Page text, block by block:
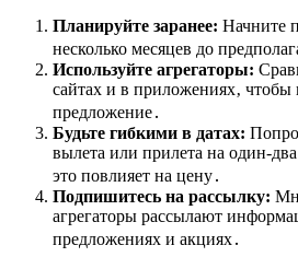
Планируйте заранее: Начните
несколько месяцев до
Используйте агрегаторы:
сайтах и в приложениях‚
предложение․
Будьте гибкими в датах:
вылета или прилета на один-
это повлияет на цену․
Подпишитесь на рассылку:
агрегаторы рассылают
предложениях и акциях․